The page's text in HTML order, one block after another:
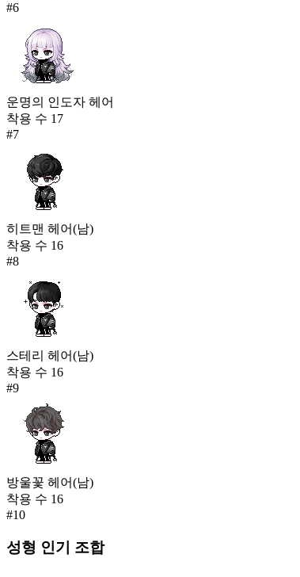
#6
운명의 인도자 헤어
착용 수 17
#7
히트맨 헤어(남)
착용 수 16
#8
스테리 헤어(남)
착용 수 16
#9
방울꽃 헤어(남)
착용 수 16
#10
성형 인기 조합